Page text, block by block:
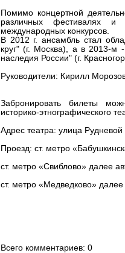
Помимо концертной
различных фестивалях и
международных конкурсов.
В 2012 г. ансамбль стал
круг" (г. Москва), а в 2013-м
наследия России" (г.
Руководители: Кирилл
Забронировать билеты
историко-этнографического
Адрес театра: улица
Проезд: ст. метро
ст. метро «Свиблово» далее
ст. метро «Медведково» далее
Всего комментариев: 0